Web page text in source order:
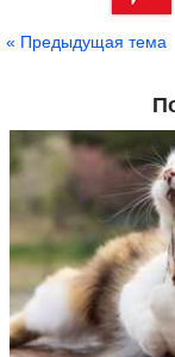
« Предыдущая тема